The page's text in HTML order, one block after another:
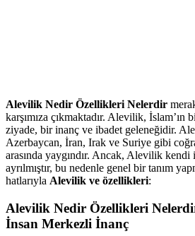
Alevilik Nedir Özellikleri Nelerdir
karşımıza çıkmaktadır. Alevilik, İslam’ın
ziyade, bir inanç ve ibadet geleneğidir.
Azerbaycan, İran, Irak ve Suriye gibi
arasında yaygındır. Ancak, Alevilik
ayrılmıştır, bu nedenle genel bir tanım
hatlarıyla Alevilik ve özellikleri:
Alevilik Nedir Özellikleri
İnsan Merkezli İnanç